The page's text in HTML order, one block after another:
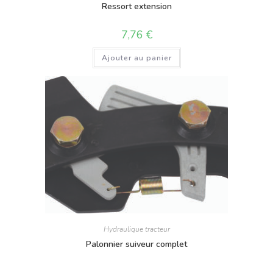
Ressort extension
7,76 €
Ajouter au panier
Hydraulique tracteur
Palonnier suiveur complet